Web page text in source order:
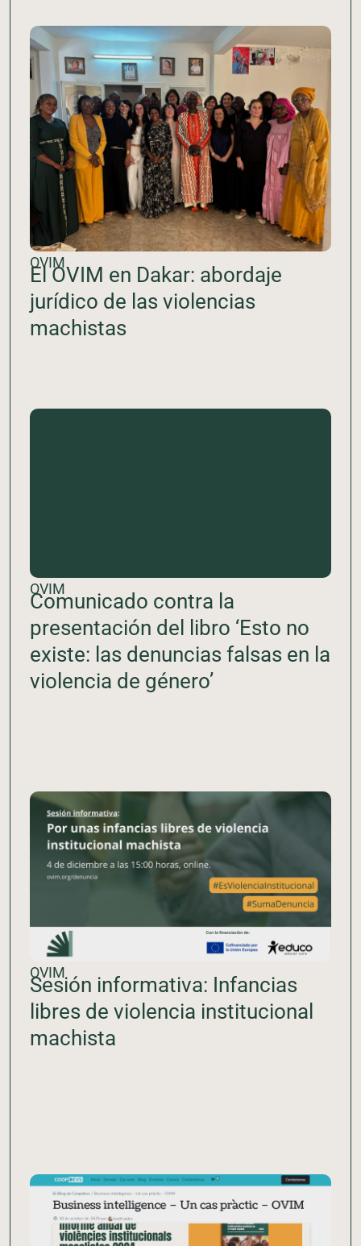
OVIM
El OVIM en Dakar: abordaje
jurídico de las violencias
machistas
OVIM
Comunicado contra la
presentación del libro ‘Esto no
existe: las denuncias falsas en la
violencia de género’
OVIM
Sesión informativa: Infancias
libres de violencia institucional
machista